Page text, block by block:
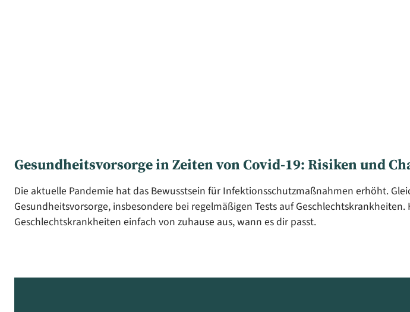
Gesundheitsvorsorge in Zeiten von Covid-19: Risiken und
Die aktuelle Pandemie hat das Bewusstsein für Infektionsschutzmaßnahmen erhöht.
Gesundheitsvorsorge, insbesondere bei regelmäßigen Tests auf
Geschlechtskrankheiten einfach von zuhause aus, wann es dir passt.